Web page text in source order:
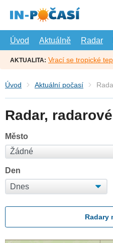
hlavní
Úvod
Aktuálně Radar
AKTUALITA: Vrací se tropické
Úvod Aktuální počasí
Radar,
Město
Den
Radary